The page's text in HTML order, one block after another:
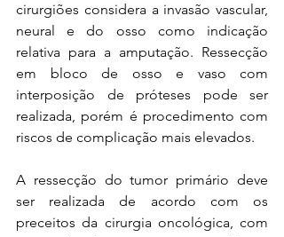
cirurgiões considera a invasão vascular,
neural e do osso como indicação
relativa para a amputação. Ressecção
em bloco de osso e vaso com
interposição de próteses pode ser
realizada, porém é procedimento com
riscos de complicação mais elevados.
A ressecção do tumor primário deve
ser realizada de acordo com os
preceitos da cirurgia oncológica, com